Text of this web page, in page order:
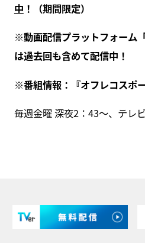
中 ！（期間限定）
※動画配信プラットフォーム
は過去回も含めて配信中！
※番組情報：『オフレコスポ
毎週金曜 深夜2：43〜、テレ